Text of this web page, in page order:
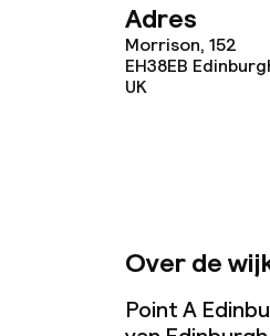
Adres
Morrison, 152
EH38EB
UK
Over de
Point A